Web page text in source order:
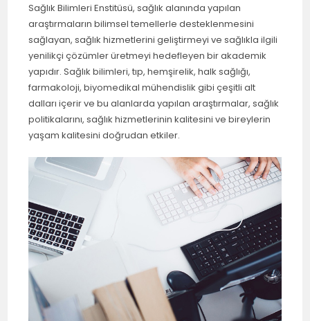
Sağlık Bilimleri Enstitüsü, sağlık alanında yapılan
araştırmaların bilimsel temellerle desteklenmesini
sağlayan, sağlık hizmetlerini geliştirmeyi ve sağlıkla ilgili
yenilikçi çözümler üretmeyi hedefleyen bir akademik
yapıdır. Sağlık bilimleri, tıp, hemşirelik, halk sağlığı,
farmakoloji, biyomedikal mühendislik gibi çeşitli alt
dalları içerir ve bu alanlarda yapılan araştırmalar, sağlık
politikalarını, sağlık hizmetlerinin kalitesini ve bireylerin
yaşam kalitesini doğrudan etkiler.